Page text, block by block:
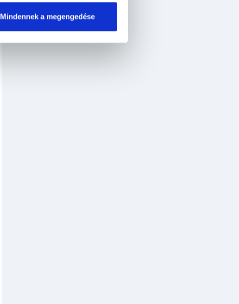
Mindennek a megengedése